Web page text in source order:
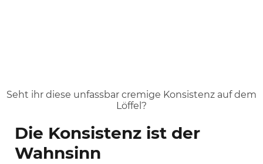
Seht ihr diese unfassbar cremige Konsistenz auf dem
Löffel?
Die Konsistenz ist der
Wahnsinn